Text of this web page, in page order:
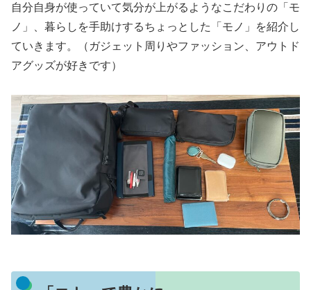
自分自身が使っていて気分が上がるようなこだわりの「モ
ノ」、暮らしを手助けするちょっとした「モノ」を紹介し
ていきます。（ガジェット周りやファッション、アウトド
アグッズが好きです）